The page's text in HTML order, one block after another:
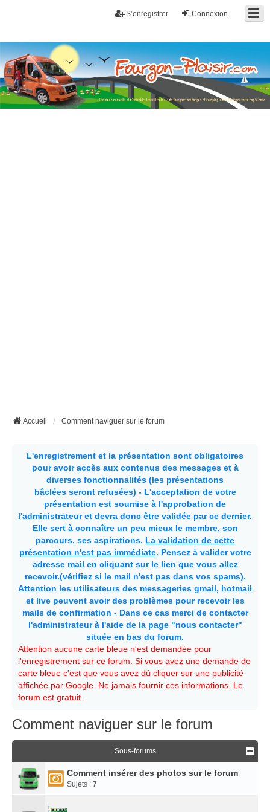
Connexion
S’enregistrer
Fourgon-plaisir.com
Forum de conseils et d'entraide des utilisateurs de fourgons, fourgons
aménagés, vans et de camping-car. Partagez votre expérience.
Accueil Comment naviguer sur le forum
L'enregistrement et la présentation sont obligatoires
pour avoir accès aux contenus des messages et à
diverses fonctionnalités (les présentations
bâclées seront refusées) - L'acceptation de votre
présentation est soumise à l'approbation de
l'administrateur et devra donc être validée par ce dernier.
Elle sert à connaître un peu mieux le membre, son
parcours, ses aspirations. La validation de cette
présentation n'est pas immédiate. Pensez à valider votre
adresse mail en cliquant sur le lien que vous allez
recevoir.(vérifiez si le mail n'est pas dans vos spams).
Attention les utilisateurs des messageries gmail, hotmail
et live peuvent avoir des problèmes pour recevoir les
mails de confirmation - Dans ce cas merci de contacter
l'administrateur à l'aide de la page "nous contacter"
située en bas du forum.
Attention aucune carte bleue n'est demandée pour
l'enregistrement sur ce forum. Si vous avez une demande de
carte bleue c'est que vous avez dû cliquer sur une publicité
affichée par Google. Ne jamais fournir ces informations. Le
forum est gratuit.
Comment naviguer sur le forum
Sous-forums
Comment insérer des photos sur le forum
Sujets : 7